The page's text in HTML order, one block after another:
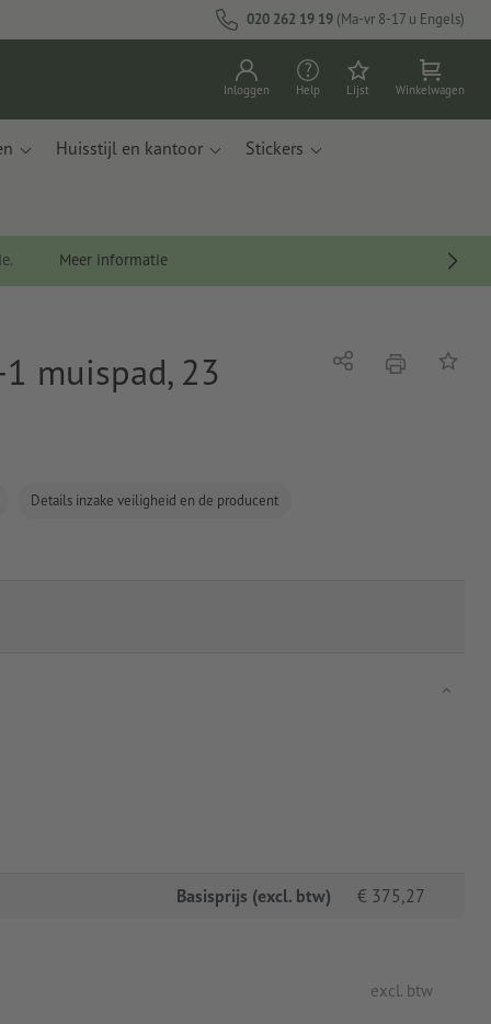
020 262 19 19 (Ma-vr 8-17 u Engels)
Inloggen Help Lijst Winkelwagen
Huisstijl en kantoor Stickers
Meer informatie
muispad, 23
Details inzake veiligheid en de producent
Delen afdrukkenOp de
Basisprijs (excl. btw) € 375,27
excl. btw